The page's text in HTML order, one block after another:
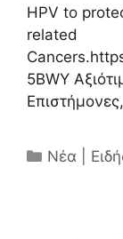
HPV to
related
5BWY
Νέα |